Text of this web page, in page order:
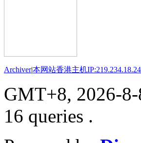
Archiver|本网站香港主机
GMT+8, 2026-8-
16 queries .